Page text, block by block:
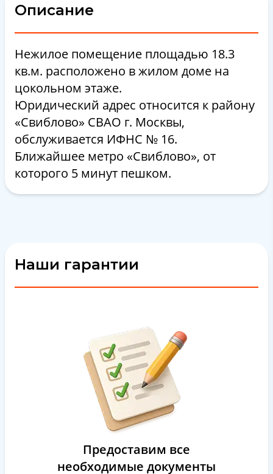
Описание
Нежилое помещение площадью 18.3
кв.м. расположено в жилом доме на
цокольном этаже.
Юридический адрес относится к району
«Свиблово» СВАО г. Москвы,
обслуживается ИФНС № 16.
Ближайшее метро «Свиблово», от
которого 5 минут пешком.
Наши гарантии
Предоставим все
необходимые документы